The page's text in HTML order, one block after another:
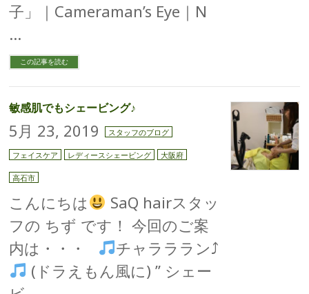
子」｜Cameraman’s Eye｜N
…
この記事を読む
敏感肌でもシェービング♪
5月 23, 2019 スタッフのブログ
フェイスケア レディースシェービング 大阪府
高石市
こんにちは
SaQ hairスタッ
フの ちず です！ 今回のご案
内は・・・
チャラララン⤴︎
(ドラえもん風に) ” シェー